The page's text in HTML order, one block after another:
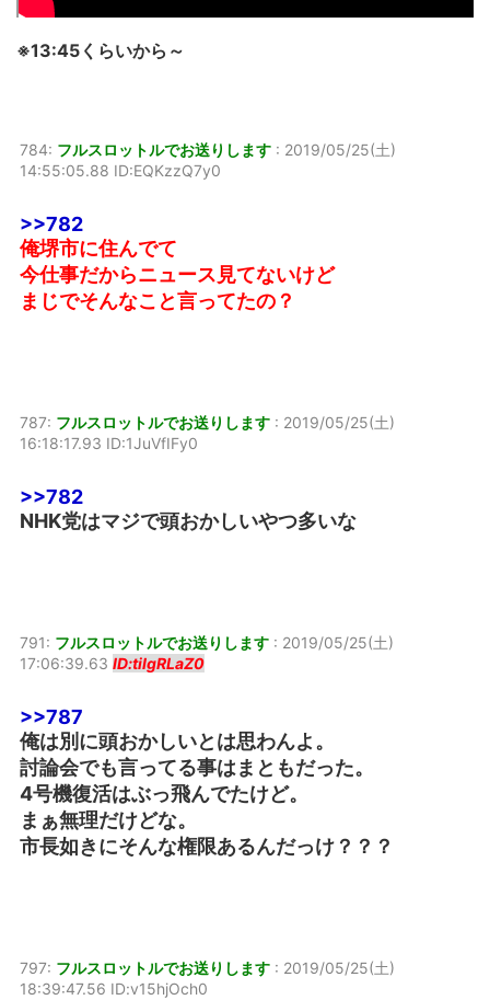
※13:45くらいから～
784: フルスロットルでお送りします : 2019/05/25(土)
14:55:05.88 ID:EQKzzQ7y0
>>782
俺堺市に住んでて
今仕事だからニュース見てないけど
まじでそんなこと言ってたの？
787: フルスロットルでお送りします : 2019/05/25(土)
16:18:17.93 ID:1JuVfIFy0
>>782
NHK党はマジで頭おかしいやつ多いな
791: フルスロットルでお送りします : 2019/05/25(土)
17:06:39.63 ID:tiIgRLaZ0
>>787
俺は別に頭おかしいとは思わんよ。
討論会でも言ってる事はまともだった。
4号機復活はぶっ飛んでたけど。
まぁ無理だけどな。
市長如きにそんな権限あるんだっけ？？？
797: フルスロットルでお送りします : 2019/05/25(土)
18:39:47.56 ID:v15hjOch0